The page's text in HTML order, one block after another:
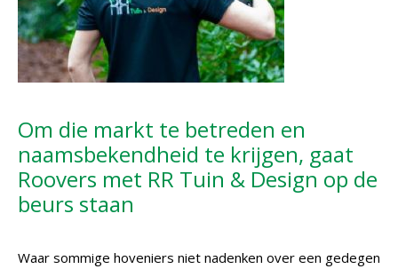
Om die markt te betreden en
naamsbekendheid te krijgen, gaat
Roovers met RR Tuin & Design op de
beurs staan
Waar sommige hoveniers niet nadenken over een gedegen